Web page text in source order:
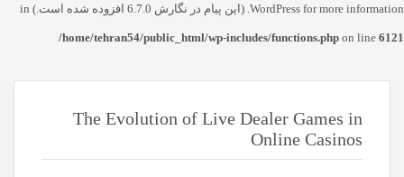
WordPress for more information. (این پیام در نگارش 6.7.0 افزوده شده است.) in
/home/tehran54/public_html/wp-includes/functions.php on line 6121
The Evolution of Live Dealer Games in
Online Casinos